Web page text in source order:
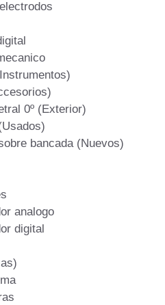
0º (Exterior)
bancada (Nuevos)
analogo
digital